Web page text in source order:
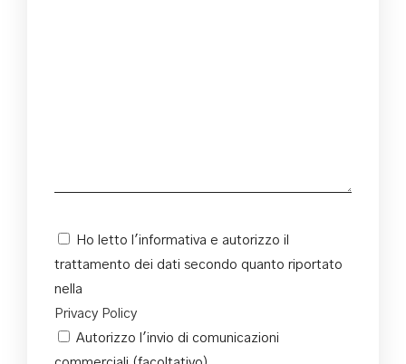
Ho letto l'informativa e autorizzo il
trattamento dei dati secondo quanto riportato
nella
Privacy Policy
Autorizzo l'invio di comunicazioni